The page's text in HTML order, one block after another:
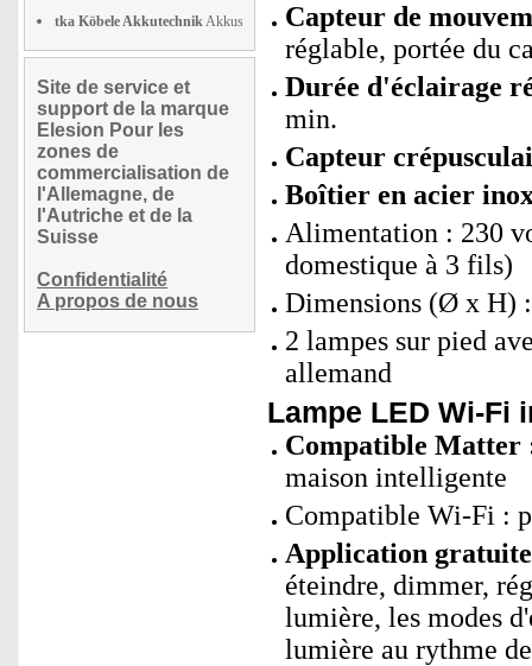
tka Köbele AkkutechnikAkkus
Site de service et
support de la marque
Elesion Pour les
zones de
commercialisation de
l'Allemagne, de
l'Autriche et de la
Suisse
Confidentialité
A propos de nous
Capteur de
réglable, portée du
Durée d'éclairage
min.
Capteur
Boîtier en acier
Alimentation : 230
domestique à 3 fils)
Dimensions (Ø x H)
2 lampes sur pied
allemand
Lampe LED Wi-Fi
Compatible Matter
maison intelligente
Compatible Wi-Fi :
Application
éteindre, dimmer,
lumière, les modes
lumière au rythme